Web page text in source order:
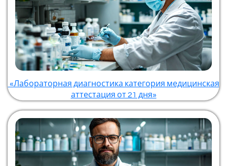
«Лабораторная диагностика категория медицинская
аттестация от 21 дня»